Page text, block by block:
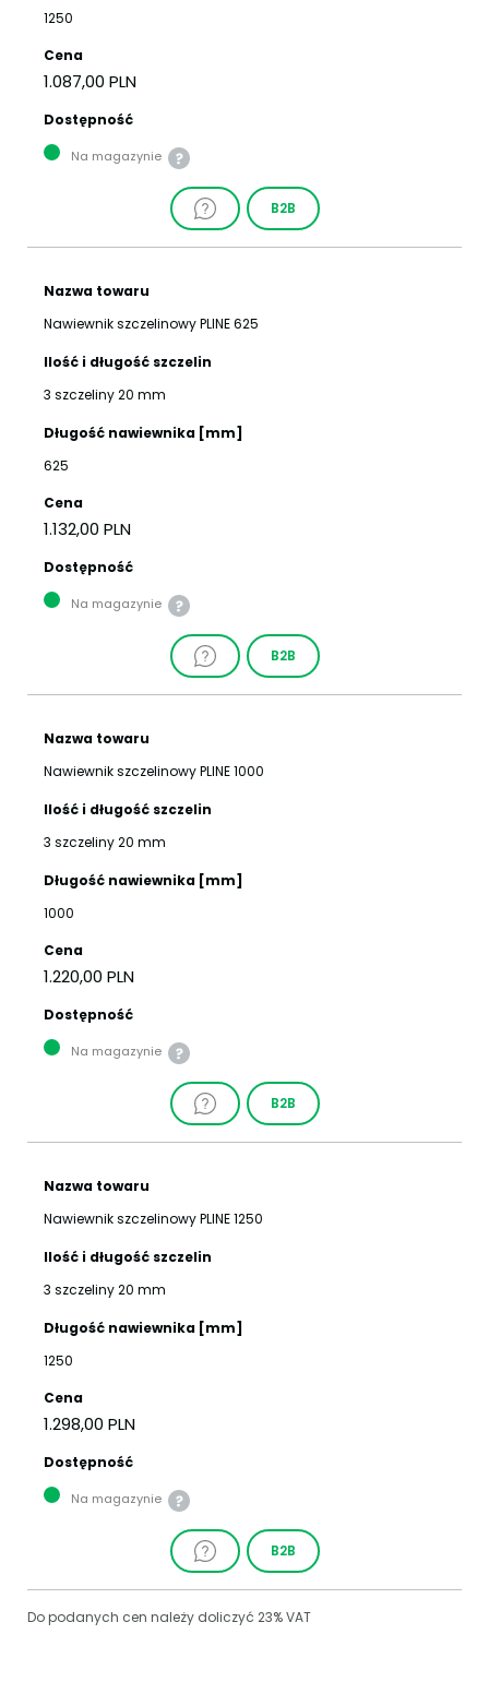
1250
Cena
1.087,00 PLN
Dostępność
Na magazynie
B2B
Nazwa towaru
Nawiewnik szczelinowy PLINE 625
Ilość i długość szczelin
3 szczeliny 20 mm
Długość nawiewnika [mm]
625
Cena
1.132,00 PLN
Dostępność
Na magazynie
B2B
Nazwa towaru
Nawiewnik szczelinowy PLINE 1000
Ilość i długość szczelin
3 szczeliny 20 mm
Długość nawiewnika [mm]
1000
Cena
1.220,00 PLN
Dostępność
Na magazynie
B2B
Nazwa towaru
Nawiewnik szczelinowy PLINE 1250
Ilość i długość szczelin
3 szczeliny 20 mm
Długość nawiewnika [mm]
1250
Cena
1.298,00 PLN
Dostępność
Na magazynie
B2B
Do podanych cen należy doliczyć 23% VAT